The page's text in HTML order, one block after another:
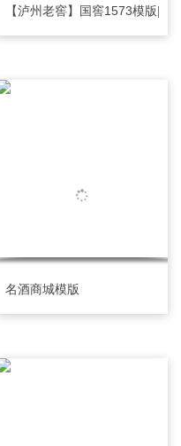
【泸州老窖】国窖1573模版|
名酒商城模版